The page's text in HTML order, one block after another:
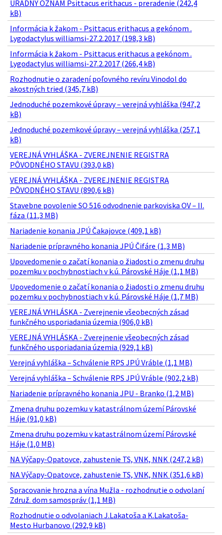
ÚRADNÝ OZNAM Psittacus erithacus - preradenie (242,4
kB)
Informácia k žakom - Psittacus erithacus a gekónom .
Lygodactylus williamsi-27.2.2017 (198,3 kB)
Informácia k žakom - Psittacus erithacus a gekónom .
Lygodactylus williamsi-27.2.2017 (266,4 kB)
Rozhodnutie o zaradení poľovného revíru Vinodol do
akostných tried (345,7 kB)
Jednoduché pozemkové úpravy – verejná vyhláška (947,2
kB)
Jednoduché pozemkové úpravy – verejná vyhláška (257,1
kB)
VEREJNÁ VYHLÁŠKA - ZVEREJNENIE REGISTRA
PÔVODNÉHO STAVU (393,0 kB)
VEREJNÁ VYHLÁŠKA - ZVEREJNENIE REGISTRA
PÔVODNÉHO STAVU (890,6 kB)
Stavebne povolenie SO 516 odvodnenie parkoviska OV – II.
fáza (11,3 MB)
Nariadenie konania JPÚ Čakajovce (409,1 kB)
Nariadenie prípravného konania JPÚ Čifáre (1,3 MB)
Upovedomenie o začatí konania o žiadosti o zmenu druhu
pozemku v pochybnostiach v k.ú. Párovské Háje (1,1 MB)
Upovedomenie o začatí konania o žiadosti o zmenu druhu
pozemku v pochybnostiach v k.ú. Párovské Háje (1,7 MB)
VEREJNÁ VYHLÁSKA - Zverejnenie všeobecných zásad
funkčného usporiadania územia (906,0 kB)
VEREJNÁ VYHLÁSKA - Zverejnenie všeobecných zásad
funkčného usporiadania územia (929,1 kB)
Verejná vyhláška – Schválenie RPS JPÚ Vráble (1,1 MB)
Verejná vyhláška – Schválenie RPS JPÚ Vráble (902,2 kB)
Nariadenie prípravného konania JPU - Branko (1,2 MB)
Zmena druhu pozemku v katastrálnom území Párovské
Háje (91,0 kB)
Zmena druhu pozemku v katastrálnom území Párovské
Háje (1,0 MB)
NA Výčapy-Opatovce, zahustenie TS, VNK, NNK (247,2 kB)
NA Výčapy-Opatovce, zahustenie TS, VNK, NNK (351,6 kB)
Spracovanie hrozna a vína Mužla - rozhodnutie o odvolaní
Združ. dom samospráv (1,1 MB)
Rozhodnutie o odvolaniach J.Lakatoša a K.Lakatoša-
Mesto Hurbanovo (292,9 kB)